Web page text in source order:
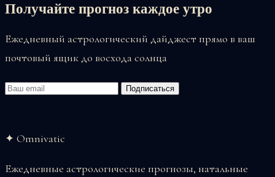
Получайте прогноз каждое утро
Ежедневный астрологический дайджест прямо в ваш
почтовый ящик до восхода солнца
Email Подписаться
✦ Omnivatic
Ежедневные астрологические прогнозы, натальные